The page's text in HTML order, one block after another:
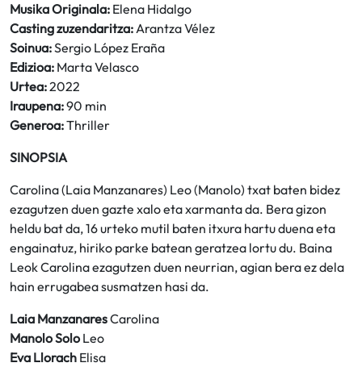
Musika Originala: Elena Hidalgo
Casting zuzendaritza:Arantza Vélez
Soinua:Sergio López Eraña
Edizioa: Marta Velasco
Urtea:2022
Iraupena:90 min
Generoa:Thriller
SINOPSIA
Carolina (Laia Manzanares) Leo (Manolo) txat baten bidez
ezagutzen duen gazte xalo eta xarmanta da. Bera gizon
heldu bat da, 16 urteko mutil baten itxura hartu duena eta
engainatuz, hiriko parke batean geratzea lortu du. Baina
Leok Carolina ezagutzen duen neurrian, agian bera ez dela
hain errugabea susmatzen hasi da.
Laia ManzanaresCarolina
Manolo SoloLeo
Eva Llorach Elisa